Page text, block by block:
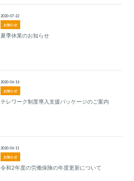
お知らせ
2020-07-22
夏季休業のお知らせ
お知らせ
2020-06-16
テレワーク制度導入支援パッケージのご案内
お知らせ
2020-06-11
令和2年度の労働保険の年度更新について